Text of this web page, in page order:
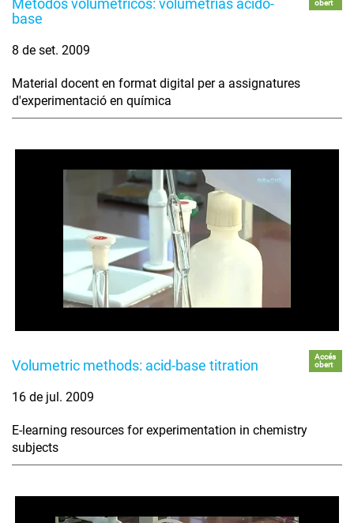
Métodos volumétricos: volumetrías ácido-
base
obert
8 de set. 2009
Material docent en format digital per a assignatures
d'experimentació en química
Volumetric methods: acid-base titration
Accés
obert
16 de jul. 2009
E-learning resources for experimentation in chemistry
subjects